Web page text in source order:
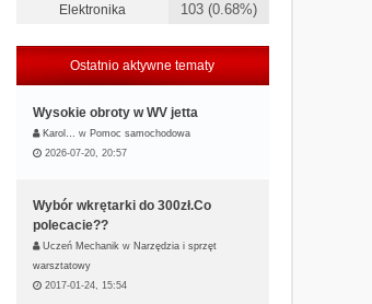
Elektronika 103 (0.68%)
Ostatnio aktywne tematy
Wysokie obroty w WV jetta
Karol… w Pomoc samochodowa
2026-07-20, 20:57
Wybór wkrętarki do 300zł.Co
polecacie??
Uczeń Mechanik w Narzędzia i sprzęt
warsztatowy
2017-01-24, 15:54